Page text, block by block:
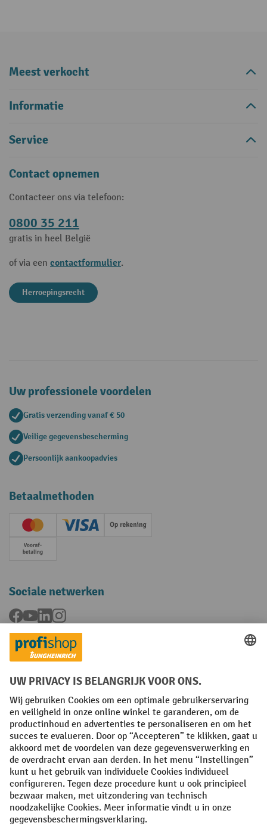
Meest verkocht
Informatie
Service
Contact opnemen
Contacteer ons via telefoon:
0800 35 211
gratis in heel België
of via een contactformulier.
Herroepingsrecht
Uw professionele voordelen
Gratis verzending vanaf € 50
Veilige gegevensbescherming
Persoonlijk aankoopadvies
Betaalmethoden
Creditcard (Master)Creditcard (Visa)Op rekening
Vooruitbetaling
Sociale netwerken
Facebook
YouTubeLinkedInInstagram
Talen
FR NL
Algemene verkoopvoorwaarden Copyright
Privacyverklaring Privacy-instellingen
All prices excl. VAT plusshipping costsand possible delivery charges,
if not stated otherwise.
¹ De korting is geldig tot en met de vermelde datum. Combinatie met